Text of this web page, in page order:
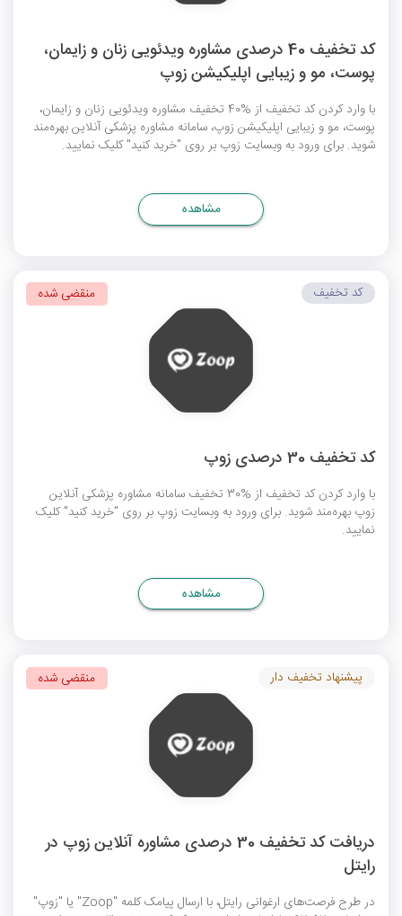
کد تخفیف 40 درصدی مشاوره ویدئویی زنان و زایمان،
پوست، مو و زیبایی اپلیکیشن زوپ
با وارد کردن کد تخفیف از %40 تخفیف مشاوره ویدئویی زنان و زایمان،
پوست، مو و زیبایی اپلیکیشن زوپ، سامانه مشاوره پزشکی آنلاین بهره‌مند
شوید. برای ورود به وبسایت زوپ بر روی "خرید کنید" کلیک نمایید.
مشاهده
کد تخفیف 30 درصدی زوپ
با وارد کردن کد تخفیف از %30 تخفیف سامانه مشاوره پزشکی آنلاین
زوپ بهره‌مند شوید. برای ورود به وبسایت زوپ بر روی "خرید کنید" کلیک
نمایید.
کد تخفیف منقضی شده
مشاهده
دریافت کد تخفیف 30 درصدی مشاوره آنلاین زوپ در
رایتل
در طرح فرصت‌های ارغوانی رایتل، با ارسال پیامک کلمه "Zoop" یا "زوپ"
پیشنهاد تخفیف دار منقضی شده